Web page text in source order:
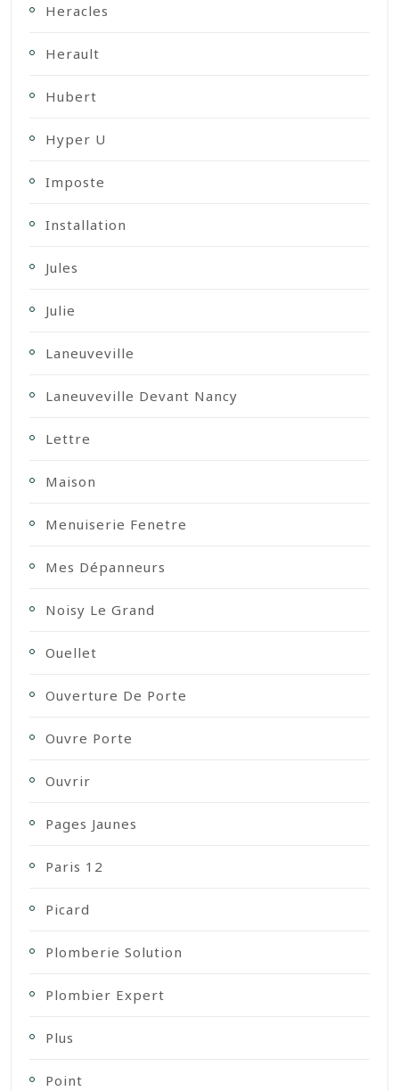
Heracles
Herault
Hubert
Hyper U
Imposte
Installation
Jules
Julie
Laneuveville
Laneuveville Devant Nancy
Lettre
Maison
Menuiserie Fenetre
Mes Dépanneurs
Noisy Le Grand
Ouellet
Ouverture De Porte
Ouvre Porte
Ouvrir
Pages Jaunes
Paris 12
Picard
Plomberie Solution
Plombier Expert
Plus
Point